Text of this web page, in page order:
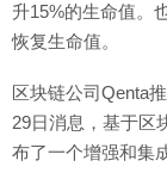
升15%的生命值。
恢复生命值。
区块链公司Qenta
29日消息，基于区
布了一个增强和集